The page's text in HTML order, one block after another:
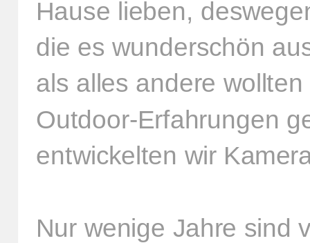
Hause lieben,
die es wunderschön
als alles andere
Outdoor-Erfahrungen
entwickelten wir
Nur wenige Jahre sind